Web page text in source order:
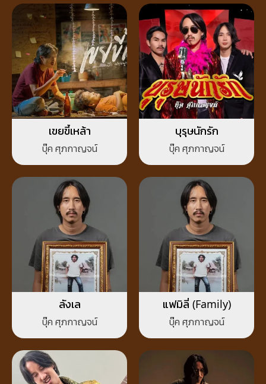
เขยขี้เหล้า
บุ๊ค ศุภกาญจน์
บุรุษนักรัก
บุ๊ค ศุภกาญจน์
ลังเล
บุ๊ค ศุภกาญจน์
แฟมิลี่ (Family)
บุ๊ค ศุภกาญจน์